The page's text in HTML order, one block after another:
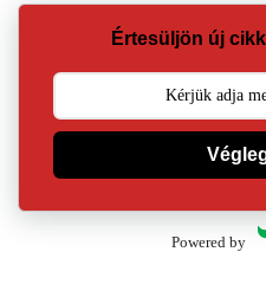
Értesüljön új
Powered by